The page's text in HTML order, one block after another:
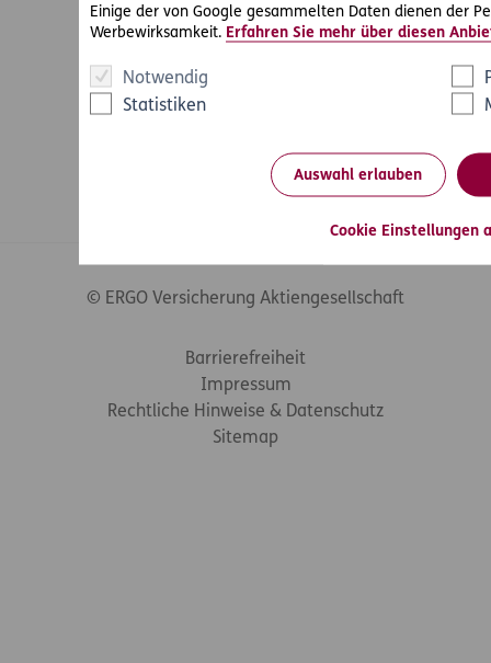
Einige der von Google gesammelten Daten dienen der
Werbewirksamkeit. Erfahren Sie mehr über diesen
Notwendig
Statistiken
Auswahl erlauben
Cookie Einstellungen
© ERGO Versicherung Aktiengesellschaft
Barrierefreiheit
Impressum
Rechtliche Hinweise & Datenschutz
Sitemap